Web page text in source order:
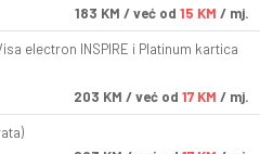
183 KM / već od 15 KM / mj.
electron INSPIRE i Platinum kartica
203 KM / već od 17 KM / mj.